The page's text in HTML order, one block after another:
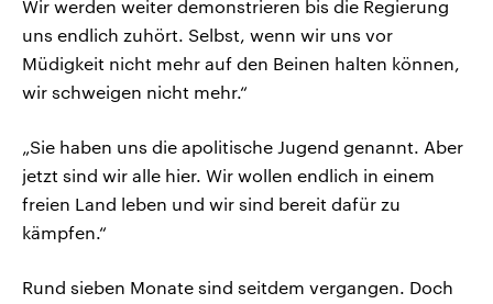
Wir werden weiter demonstrieren bis die Regierung
uns endlich zuhört. Selbst, wenn wir uns vor
Müdigkeit nicht mehr auf den Beinen halten können,
wir schweigen nicht mehr.“
„Sie haben uns die apolitische Jugend genannt. Aber
jetzt sind wir alle hier. Wir wollen endlich in einem
freien Land leben und wir sind bereit dafür zu
kämpfen.“
Rund sieben Monate sind seitdem vergangen. Doch